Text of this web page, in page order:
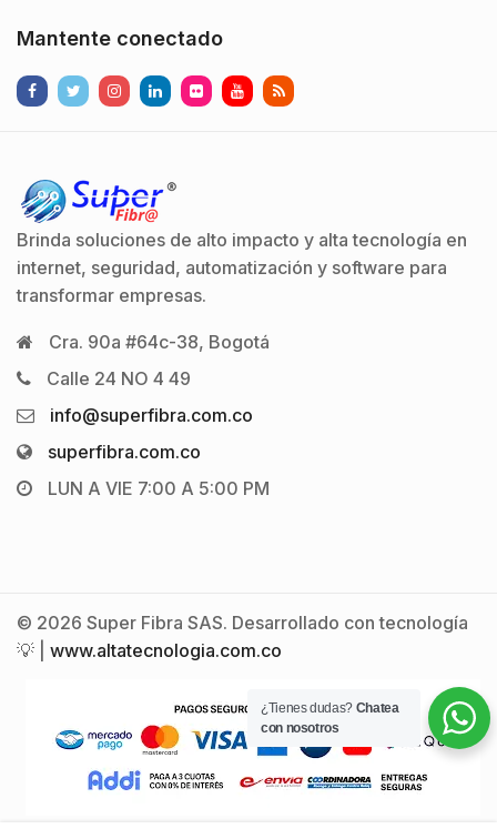
Mantente conectado
Brinda soluciones de alto impacto y alta tecnología en
internet, seguridad, automatización y software para
transformar empresas.
Cra. 90a #64c-38, Bogotá
Calle 24 NO 4 49
info@superfibra.com.co
superfibra.com.co
LUN A VIE 7:00 A 5:00 PM
© 2026 Super Fibra SAS. Desarrollado con tecnología
💡 | www.altatecnologia.com.co
¿Tienes dudas? Chatea
con nosotros